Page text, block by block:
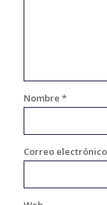
Nombre *
Correo electrónico